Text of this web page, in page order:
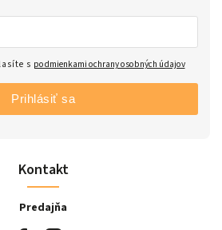
Kontakt
Predajňa
s podmienkami ochrany osobných údajov
Prihlásiť sa